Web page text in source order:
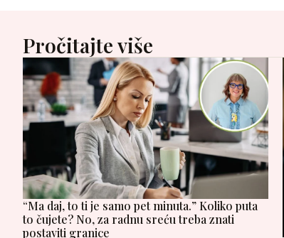
Pročitajte više
“Ma daj, to ti je samo pet minuta.” Koliko puta
to čujete? No, za radnu sreću treba znati
postaviti granice